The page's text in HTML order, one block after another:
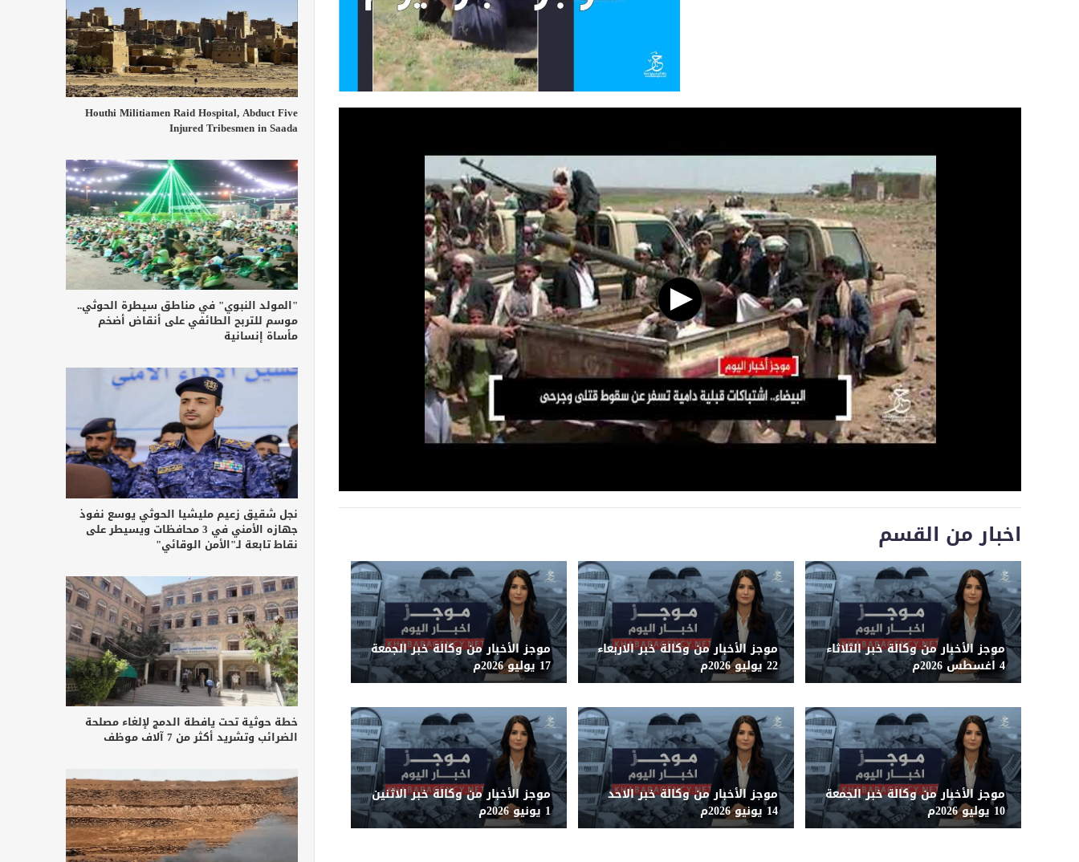
اخبار من القسم
موجز الأخبار من وكالة خبر الثلاثاء
4 اغسطس 2026م
موجز الأخبار من وكالة خبر الاربعاء
22 يوليو 2026م
موجز الأخبار من وكالة خبر الجمعة
17 يوليو 2026م
موجز الأخبار من وكالة خبر الجمعة
10 يوليو 2026م
موجز الأخبار من وكالة خبر الاحد
14 يونيو 2026م
موجز الأخبار من وكالة خبر الاثنين
1 يونيو 2026م
Houthi Militiamen Raid Hospital, Abduct Five
Injured Tribesmen in Saada
"المولد النبوي" في مناطق سيطرة الحوثي..
موسم للتربح الطائفي على أنقاض أضخم
مأساة إنسانية
نجل شقيق زعيم مليشيا الحوثي يوسع نفوذ
جهازه الأمني في 3 محافظات ويسيطر على
نقاط تابعة لـ"الأمن الوقائي"
خطة حوثية تحت يافطة الدمج لإلغاء مصلحة
الضرائب وتشريد أكثر من 7 آلاف موظف